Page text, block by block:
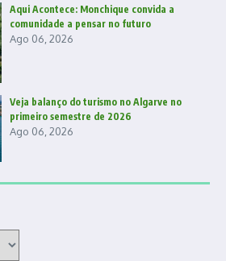
Aqui Acontece: Monchique convida a
comunidade a pensar no futuro
Ago 06, 2026
Veja balanço do turismo no Algarve no
primeiro semestre de 2026
Ago 06, 2026